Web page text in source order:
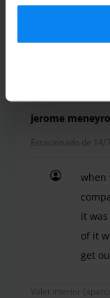
configuración en
los detalles,
jerome
Estacionado de
when
it
of it
get
Valet interior